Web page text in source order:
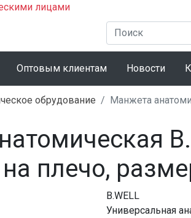
лицами
Оптовым клиентам Новости
обрудование Манжета
плечо,
B.WELL
Универсальная